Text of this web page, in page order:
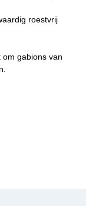
roestvrij
gabions van